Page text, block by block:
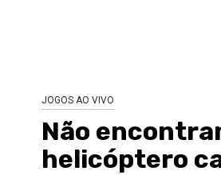
JOGOS AO VIVO
Não
helicóptero